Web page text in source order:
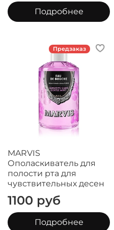
Подробнее
Предзаказ
MARVIS
Ополаскиватель для
полости рта для
чувствительных десен
1100 руб
Подробнее